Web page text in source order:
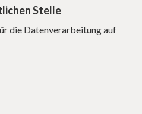
Stelle
die Datenverarbeitung auf